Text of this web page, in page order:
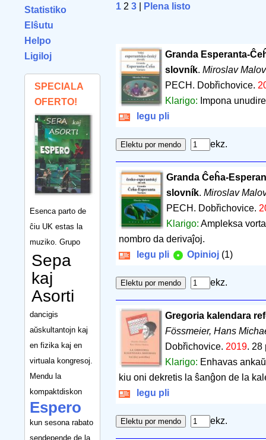
Statistiko
Elŝutu
Helpo
Ligiloj
SPECIALA
OFERTO!
Esenca parto de
ĉiu UK estas la
muziko. Grupo
Sepa
kaj
Asorti
dancigis
aŭskultantojn kaj
en fizika kaj en
virtuala kongresoj.
Mendu la
kompaktdiskon
Espero
kun sesona rabato
sendepende de la
1 2 3 Plena listo
Granda Esperanta-
slovník. Miroslav
PECH. Dobřichovice.
Klarigo: Impona
legu pli
ekz.
Granda Ĉeĥa-
slovník. Miroslav
PECH. Dobřichovice.
Klarigo: Ampleksa
nombro da derivaĵoj.
legu pli
Opinioj (1)
ekz.
Gregoria kalendara
Fössmeier, Hans
Dobřichovice. 2019. 28
Klarigo: Enhavas
kiu oni dekretis la ŝanĝon de la
legu pli
ekz.